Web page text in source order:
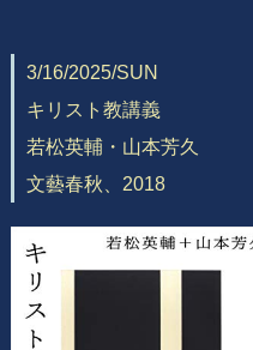
3/16/2025/SUN
キリスト教講義
若松英輔・山本芳久
文藝春秋、2018